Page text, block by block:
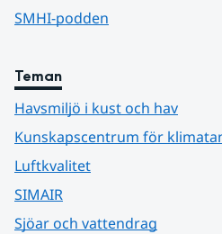
SMHI-podden
Teman
Havsmiljö i kust och hav
Kunskapscentrum för
Luftkvalitet
SIMAIR
Sjöar och vattendrag